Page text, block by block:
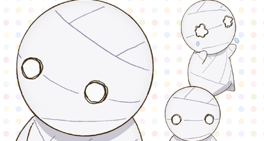
ONAIR
STAFF＆CAST
STORY
CHARACTER
DISC
GOODS&EVENT